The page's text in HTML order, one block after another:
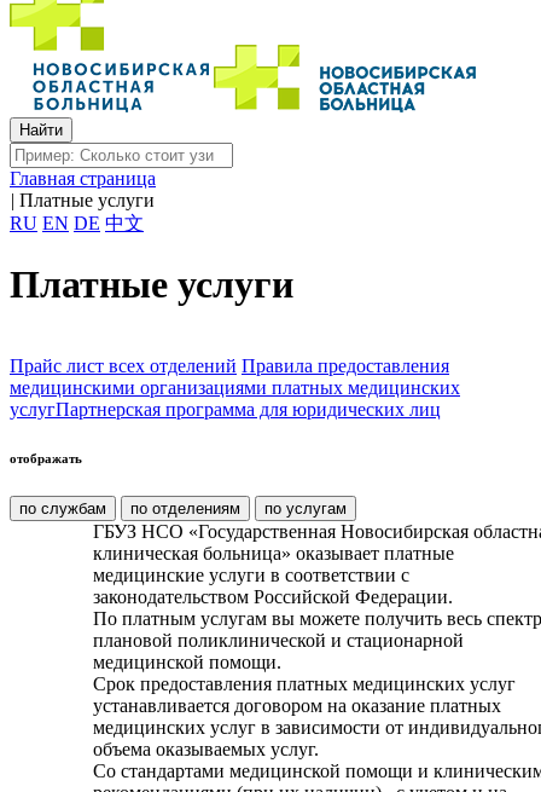
Главная страница
| Платные услуги
RU EN DE 中文
Платные услуги
Прайс лист всех отделений Правила предоставления
медицинскими организациями платных медицинских
услугПартнерская программа для юридических лиц
отображать
по службам по отделениям по услугам
ГБУЗ НСО «Государственная Новосибирская
клиническая больница» оказывает платные
медицинские услуги в соответствии с
законодательством Российской Федерации.
По платным услугам вы можете получить весь
плановой поликлинической и стационарной
медицинской помощи.
Срок предоставления платных медицинских услуг
устанавливается договором на оказание платных
медицинских услуг в зависимости от
объема оказываемых услуг.
Со стандартами медицинской помощи и